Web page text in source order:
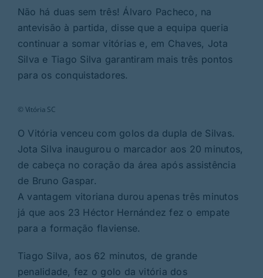
Rubricas
Jornal
Search
For:
Não há duas sem três! Álvaro Pacheco, na
antevisão à partida, disse que a equipa queria
continuar a somar vitórias e, em Chaves, Jota
Silva e Tiago Silva garantiram mais três pontos
para os conquistadores.
© Vitória SC
O Vitória venceu com golos da dupla de Silvas.
Jota Silva inaugurou o marcador aos 20 minutos,
de cabeça no coração da área após assistência
de Bruno Gaspar.
A vantagem vitoriana durou apenas três minutos
já que aos 23 Héctor Hernández fez o empate
para a formação flaviense.
Tiago Silva, aos 62 minutos, de grande
penalidade, fez o golo da vitória dos